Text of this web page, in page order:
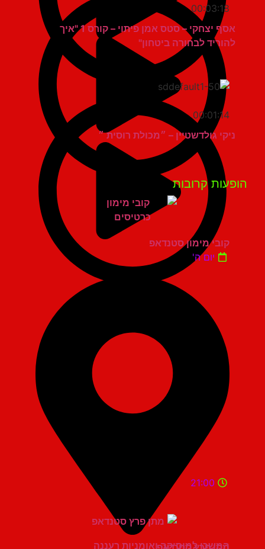
00:03:18
אסף יצחקי – סטס אמן פיתוי – קורס 1 "איך
להוריד לבחורה ביטחון"
00:01:14
ניקי גולדשטיין – ״מכולת רוסית ״
קרובות
קובי מימון סטנדאפ
יום ה'
המשכן למוסיקה ואומניות רעננה
21:00